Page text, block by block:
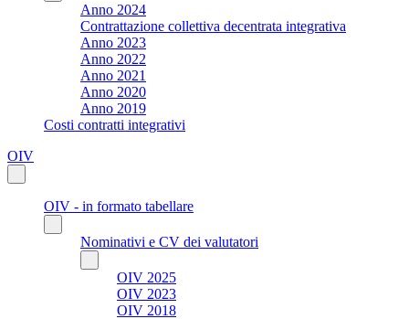
Anno 2024
Contrattazione collettiva decentrata integrativa
Anno 2023
Anno 2022
Anno 2021
Anno 2020
Anno 2019
Costi contratti integrativi
OIV
OIV - in formato tabellare
Nominativi e CV dei valutatori
OIV 2025
OIV 2023
OIV 2018